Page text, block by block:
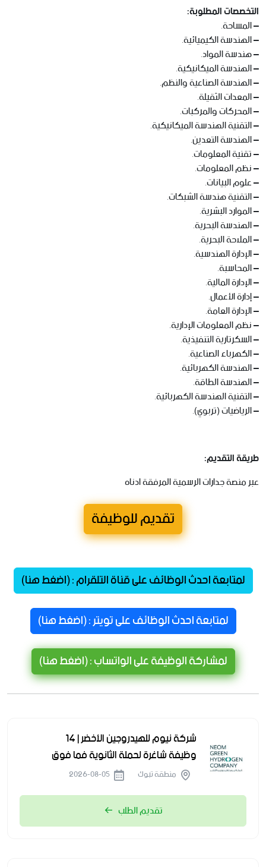
التخصصات المطلوبة:
– المساحة.
– الهندسة الكيميائية.
– هندسة المواد.
– الهندسة الميكانيكية.
– الهندسة الصناعية والنظم.
– المعدات الثقيلة.
– المحركات والمركبات.
– التقنية الهندسة الميكانيكية.
– الهندسة التعدين.
– تقنية المعلومات.
– نظم المعلومات.
– علوم البيانات.
– التقنية هندسة الشبكات.
– الموارد البشرية.
– الهندسة البحرية.
– الملاحة البحرية.
– الإدارة الهندسية.
– المحاسبة.
– الإدارة المالية.
– إدارة الأعمال.
– الإدارة العامة.
– نظم المعلومات الإدارية.
– السكرتارية التنفيذية.
– الكهرباء الصناعية.
– الهندسة الكهربائية.
– الهندسة الطاقة.
– التقنية الهندسة الكهربائية.
– الرياضيات (تربوي).
طريقة التقديم:
عبر منصة جدارات الرسمية المرفقة ادناه
تقديم للوظيفة
لمتابعة احدث الوظائف على قناة التلقرام : (اضغط هنا)
لمتابعة احدث الوظائف على تويتر : (اضغط هنا)
لمشاركة الوظيفة على الواتساب : (اضغط هنا)
شركة نيوم للهيدروجين الأخضر | 14
وظيفة شاغرة لحملة الثانوية فما فوق
منطقة تبوك
تقديم الطلب